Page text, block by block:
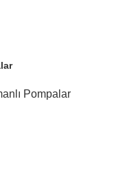
Pompalar